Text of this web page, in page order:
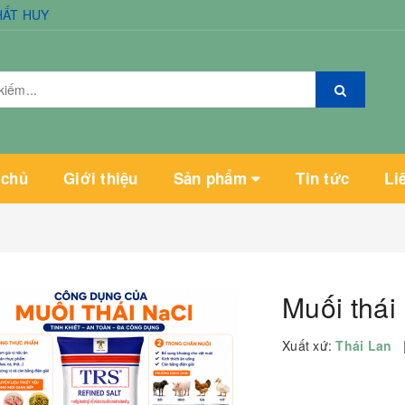
HUY
Giới thiệu Sản phẩm Tin tức
Muối
Xuất xứ: Thái Lan